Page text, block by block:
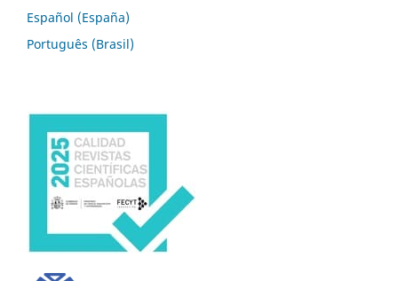
Español (España)
Português (Brasil)